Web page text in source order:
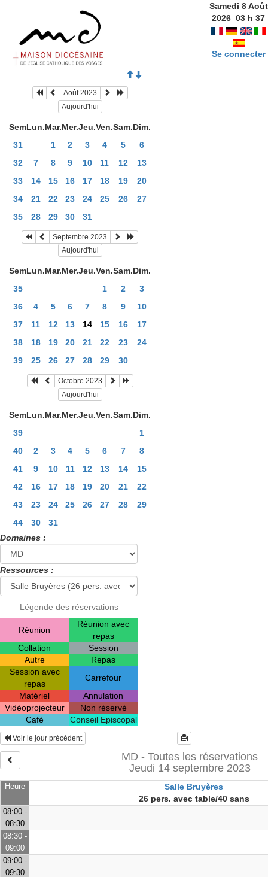
Samedi 8 Août
2026 03 h37
Se connecter
Août 2023
Aujourd'hui
SemLun.Mar.Mer.Jeu.Ven.Sam.Dim.
31
1 2 3 4 5
6
32
7 8 9 10 11 12
13
33
14 15 16 17 18 19
20
34
21 22 23 24 25 26
27
35
28 29 30 31
Septembre 2023
Aujourd'hui
SemLun.Mar.Mer.Jeu.Ven.Sam.Dim.
35
1 2
3
36
4 5 6 7 8 9
10
37
11 12 13 14 15 16
17
38
18 19 20 21 22 23
24
39
25 26 27 28 29 30
Octobre 2023
Aujourd'hui
SemLun.Mar.Mer.Jeu.Ven.Sam.Dim.
39
1
40
2 3 4 5 6 7
8
41
9 10 11 12 13 14
15
42
16 17 18 19 20 21
22
43
23 24 25 26 27 28
29
44
30
31
Domaines :
Ressources :
Légende des réservations
Réunion
Réunion avec
repas
Collation
Session
Autre
Repas
Session avec
repas
Carrefour
Matériel
Annulation
Vidéoprojecteur
Non réservé
Café
Conseil Episcopal
Heure
Salle Bruyères
26 pers. avec table/40 sans
Voir le jour précédent
MD - Toutes les réservations
Jeudi 14 septembre 2023
08:00 -
08:30
08:30 -
09:00
09:00 -
09:30